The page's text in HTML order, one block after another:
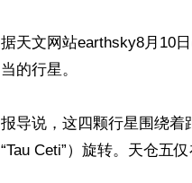
据天文网站earthsky8月10
当的行星。
报导说，这四颗行星围绕着